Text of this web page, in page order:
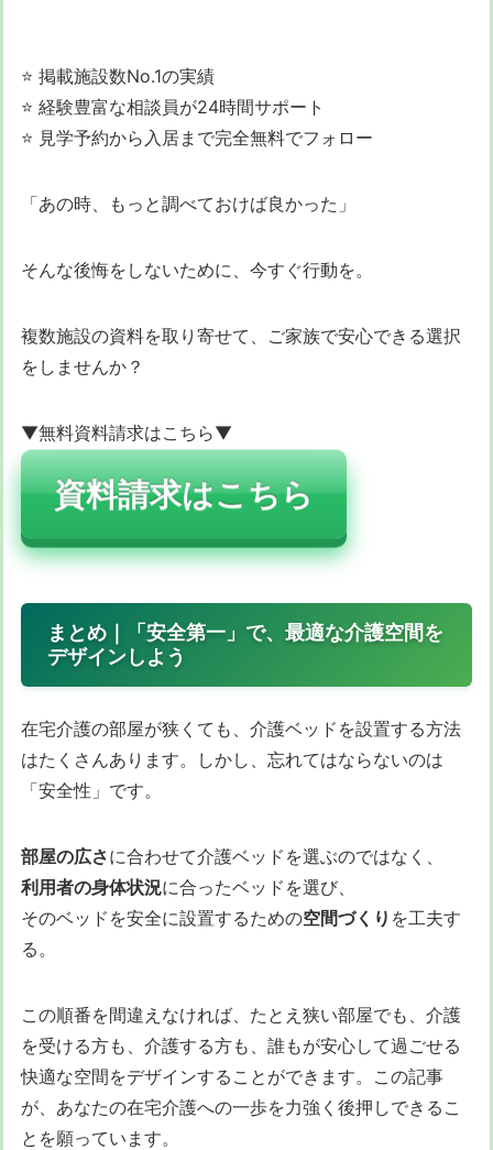
⭐ 掲載施設数No.1の実績
⭐ 経験豊富な相談員が24時間サポート
⭐ 見学予約から入居まで完全無料でフォロー
「あの時、もっと調べておけば良かった」
そんな後悔をしないために、今すぐ行動を。
複数施設の資料を取り寄せて、ご家族で安心できる選択
をしませんか？
▼無料資料請求はこちら▼
資料請求はこちら
まとめ｜「安全第一」で、最適な介護空間を
デザインしよう
在宅介護の部屋が狭くても、介護ベッドを設置する方法
はたくさんあります。しかし、忘れてはならないのは
「安全性」です。
部屋の広さに合わせて介護ベッドを選ぶのではなく、
利用者の身体状況に合ったベッドを選び、
そのベッドを安全に設置するための空間づくり を工夫す
る。
この順番を間違えなければ、たとえ狭い部屋でも、介護
を受ける方も、介護する方も、誰もが安心して過ごせる
快適な空間をデザインすることができます。この記事
が、あなたの在宅介護への一歩を力強く後押しできるこ
とを願っています。